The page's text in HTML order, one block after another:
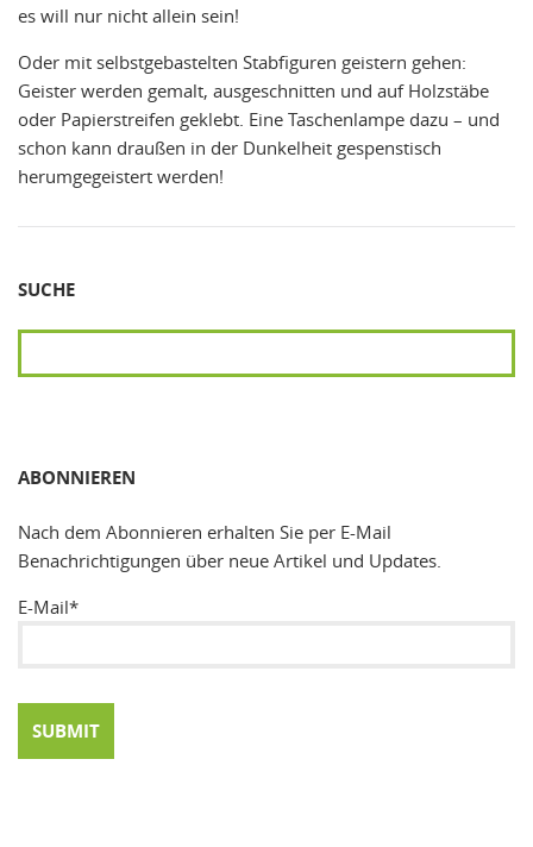
es will nur nicht allein sein!
Oder mit selbstgebastelten Stabfiguren geistern gehen:
Geister werden gemalt, ausgeschnitten und auf Holzstäbe
oder Papierstreifen geklebt. Eine Taschenlampe dazu – und
schon kann draußen in der Dunkelheit gespenstisch
herumgegeistert werden!
SUCHE
ABONNIEREN
Nach dem Abonnieren erhalten Sie per E-Mail
Benachrichtigungen über neue Artikel und Updates.
E-Mail*